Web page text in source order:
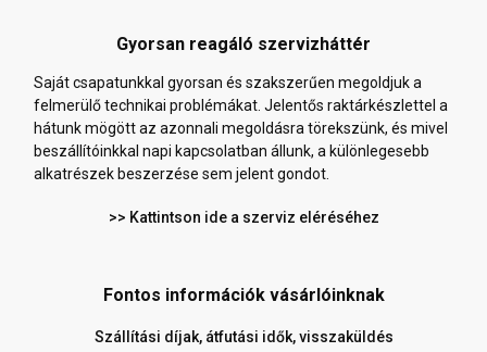
Gyorsan reagáló szervizháttér
Saját csapatunkkal gyorsan és szakszerűen megoldjuk a
felmerülő technikai problémákat. Jelentős raktárkészlettel a
hátunk mögött az azonnali megoldásra törekszünk, és mivel
beszállítóinkkal napi kapcsolatban állunk, a különlegesebb
alkatrészek beszerzése sem jelent gondot.
>> Kattintson ide a szerviz eléréséhez
Fontos információk vásárlóinknak
Szállítási díjak, átfutási idők, visszaküldés